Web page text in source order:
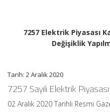
7257 Elektrik Piyasası
Değişiklik
Tarih: 2 Aralık 2020
7257 Sayılı Elektrik
02 Aralık 2020 Tarihli Resmi